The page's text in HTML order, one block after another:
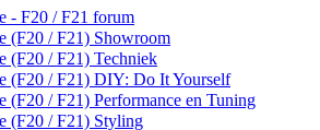
F20 / F21 forum
/ F21) Showroom
/ F21) Techniek
/ F21) DIY: Do It Yourself
/ F21) Performance en Tuning
/ F21) Styling